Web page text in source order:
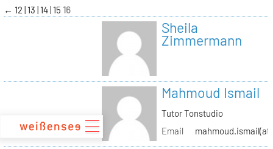
zum
Inhalt
← 12 13 14 15 16
Sheila
Zimmermann
Mahmoud Ismail
Tutor Tonstudio
Email